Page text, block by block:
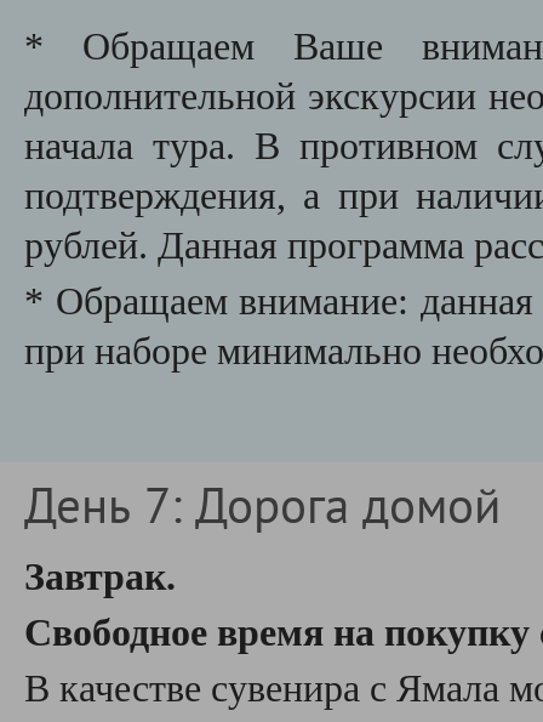
* Обращаем Ваше
дополнительной экскурсии
начала тура. В противном
подтверждения, а при
рублей. Данная программа
* Обращаем внимание: данная
при наборе минимально
День 7: Дорога домой
Завтрак.
Свободное время на покупку
В качестве сувенира с Ямала